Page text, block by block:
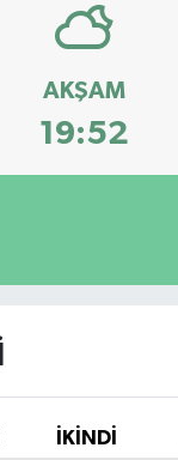
AKŞAM
19:52
İKINDI